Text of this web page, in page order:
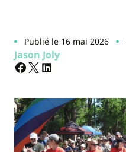
Publié le 16 mai 2026
Jason Joly